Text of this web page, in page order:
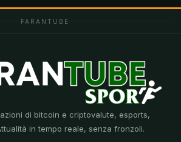
FARANTUBE
di bitcoin e criptovalute, esports,
in tempo reale, senza fronzoli.